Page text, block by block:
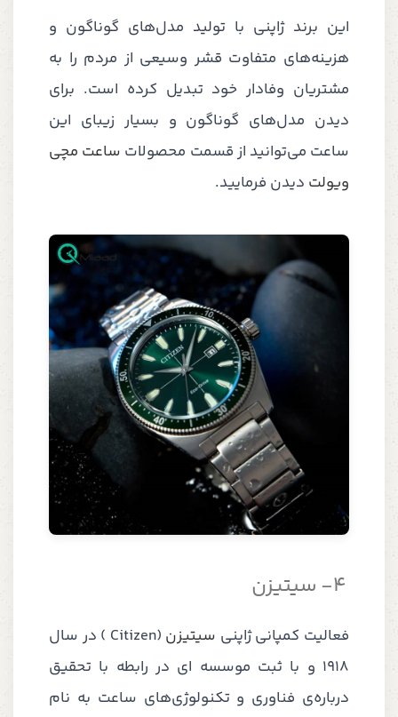
این برند ژاپنی با تولید مدل‌های گوناگون و
هزینه‌های متفاوت قشر وسیعی از مردم را به
مشتریان وفادار خود تبدیل کرده است. برای
دیدن مدل‌های گوناگون و بسیار زیبای این
ساعت می‌توانید از قسمت محصولات ساعت مچی
ویولت دیدن فرمایید.
4- سیتیزن
فعالیت کمپانی ژاپنی سیتیزن (
Citizen
) در سال
1918 و با ثبت موسسه ای در رابطه با تحقیق
درباره‌ی فناوری و تکنولوژی‌های ساعت به نام